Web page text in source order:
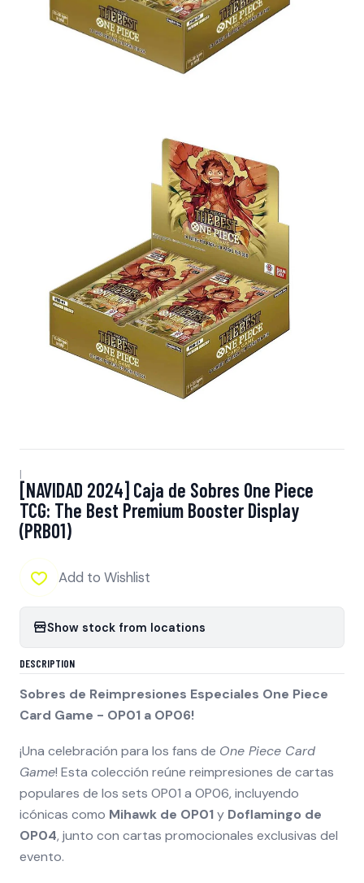
|
[NAVIDAD 2024] Caja de Sobres One Piece
TCG: The Best Premium Booster Display
(PRB01)
Add to Wishlist
Show stock from locations
DESCRIPTION
Sobres de Reimpresiones Especiales One Piece
Card Game - OP01 a OP06!
¡Una celebración para los fans de One Piece Card
Game! Esta colección reúne reimpresiones de cartas
populares de los sets OP01 a OP06, incluyendo
icónicas como Mihawk de OP01y Doflamingo de
OP04, junto con cartas promocionales exclusivas del
evento.